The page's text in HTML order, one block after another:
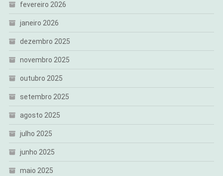
fevereiro 2026
janeiro 2026
dezembro 2025
novembro 2025
outubro 2025
setembro 2025
agosto 2025
julho 2025
junho 2025
maio 2025